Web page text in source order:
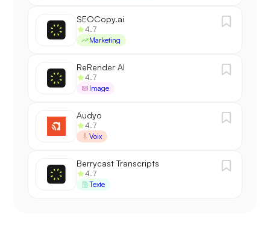
SEOCopy.ai
4.7
Marketing
ReRender AI
4.7
Image
Audyo
4.7
Voix
Berrycast Transcripts
4.7
Texte